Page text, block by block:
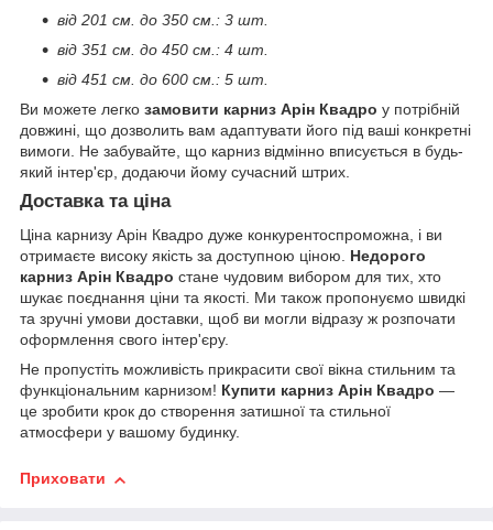
від 201 см. до 350 см.: 3 шт.
від 351 см. до 450 см.: 4 шт.
від 451 см. до 600 см.: 5 шт.
Ви можете легко замовити карниз Арін Квадро у потрібній
довжині, що дозволить вам адаптувати його під ваші конкретні
вимоги. Не забувайте, що карниз відмінно вписується в будь-
який інтер'єр, додаючи йому сучасний штрих.
Доставка та ціна
Ціна карнизу Арін Квадро дуже конкурентоспроможна, і ви
отримаєте високу якість за доступною ціною. Недорого
карниз Арін Квадро стане чудовим вибором для тих, хто
шукає поєднання ціни та якості. Ми також пропонуємо швидкі
та зручні умови доставки, щоб ви могли відразу ж розпочати
оформлення свого інтер'єру.
Не пропустіть можливість прикрасити свої вікна стильним та
функціональним карнизом! Купити карниз Арін Квадро —
це зробити крок до створення затишної та стильної
атмосфери у вашому будинку.
Приховати